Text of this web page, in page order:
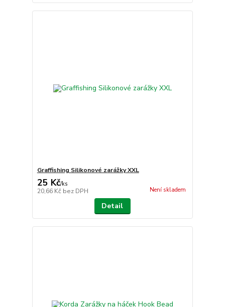
Graffishing Silikonové zarážky XXL
25 Kč/ks
20,66 Kč bez DPH Není skladem
Detail